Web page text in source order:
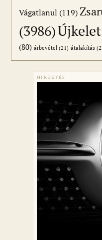
Vágatlanul (119)
(3986)Újkelet
(80) árbevétel (21) átalakítás
HIRDETÉS